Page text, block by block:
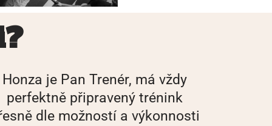
Honza je Pan Trenér, má vždy
perfektně připravený trénink
dle možností a výkonnosti